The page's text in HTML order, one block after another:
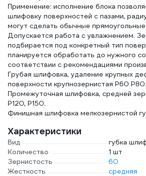
Применение: исполнение блока
шлифовку поверхностей с пазами,
могут сделать обычные прямоугольные
Допускается работа с увлажнением.
подбирается под конкретный тип
планируется обработать до нужного
соответствии с рекомендациями
Грубая шлифовка, удаление крупных
поверхности крупнозернистая Р60 Р80.
Промежуточная шлифовка, средней
Р120, Р150.
Финишная шлифовка мелкозернистой
Характеристики
Вид
губка
Количество
1 шт
Зернистость
60
Жесткость
средняя